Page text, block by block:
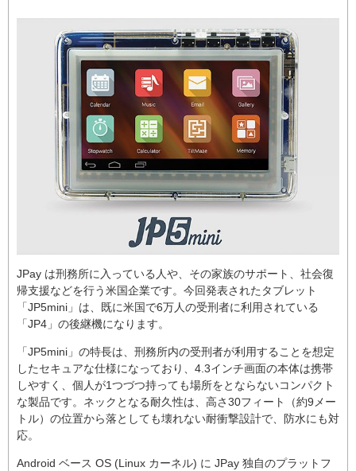
JPay は刑務所に入っている人や、その家族のサポート、社会復
帰支援などを行う米国企業です。今回発表されたタブレット
「JP5mini」は、既に米国で6万人の受刑者に利用されている
「JP4」の後継機になります。
「JP5mini」の特長は、刑務所内の受刑者が利用することを想定
したセキュアな仕様になっており、4.3インチ画面の本体は携帯
しやすく、個人が1つづつ持っても場所をとならないコンパクト
な製品です。ネックとなる耐久性は、高さ30フィート（約9メー
トル）の位置から落としても壊れない耐衝撃設計で、防水にも対
応。
Android ベース OS (Linux カーネル) に JPay 独自のプラットフ